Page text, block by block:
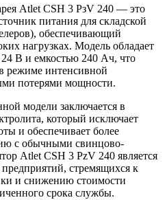
Atlet CSH 3 PзV 240 — это
питания для складской
обеспечивающий
нагрузках. Модель обладает
В и емкостью 240 Ач, что
режиме интенсивной
потерями мощности.
модели заключается в
который исключает
и обеспечивает более
с обычными свинцово-
Atlet CSH 3 PzV 240 является
стремящихся к
и снижению стоимости
срока службы.